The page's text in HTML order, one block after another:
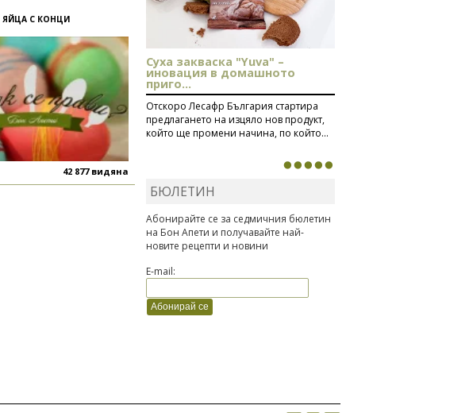
ЯЙЦА С КОНЦИ
42 877 видяна
Суха закваска "Yuva" –
иновация в домашното
приго...
Отскоро Лесафр България стартира
предлагането на изцяло нов продукт,
който ще промени начина, по който...
БЮЛЕТИН
Абонирайте се за седмичния бюлетин
на Бон Апети и получавайте най-
новите рецепти и новини
E-mail: